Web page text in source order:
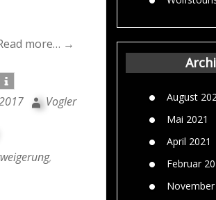
August
Mai 2021
April 2021
Februar
more… →
Vogler
,